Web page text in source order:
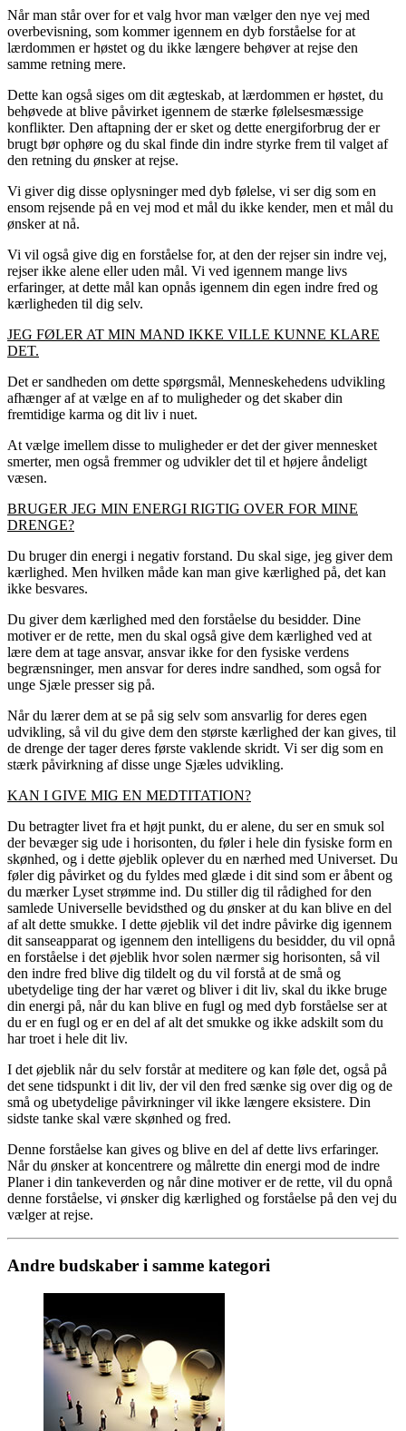
Når man står over for et valg hvor man vælger den nye vej med
overbevisning, som kommer igennem en dyb forståelse for at
lærdommen er høstet og du ikke længere behøver at rejse den
samme retning mere.
Dette kan også siges om dit ægteskab, at lærdommen er høstet, du
behøvede at blive påvirket igennem de stærke følelsesmæssige
konflikter. Den aftapning der er sket og dette energiforbrug der er
brugt bør ophøre og du skal finde din indre styrke frem til valget af
den retning du ønsker at rejse.
Vi giver dig disse oplysninger med dyb følelse, vi ser dig som en
ensom rejsende på en vej mod et mål du ikke kender, men et mål du
ønsker at nå.
Vi vil også give dig en forståelse for, at den der rejser sin indre vej,
rejser ikke alene eller uden mål. Vi ved igennem mange livs
erfaringer, at dette mål kan opnås igennem din egen indre fred og
kærligheden til dig selv.
JEG FØLER AT MIN MAND IKKE VILLE KUNNE KLARE
DET.
Det er sandheden om dette spørgsmål, Menneskehedens udvikling
afhænger af at vælge en af to muligheder og det skaber din
fremtidige karma og dit liv i nuet.
At vælge imellem disse to muligheder er det der giver mennesket
smerter, men også fremmer og udvikler det til et højere åndeligt
væsen.
BRUGER JEG MIN ENERGI RIGTIG OVER FOR MINE
DRENGE?
Du bruger din energi i negativ forstand. Du skal sige, jeg giver dem
kærlighed. Men hvilken måde kan man give kærlighed på, det kan
ikke besvares.
Du giver dem kærlighed med den forståelse du besidder. Dine
motiver er de rette, men du skal også give dem kærlighed ved at
lære dem at tage ansvar, ansvar ikke for den fysiske verdens
begrænsninger, men ansvar for deres indre sandhed, som også for
unge Sjæle presser sig på.
Når du lærer dem at se på sig selv som ansvarlig for deres egen
udvikling, så vil du give dem den største kærlighed der kan gives, til
de drenge der tager deres første vaklende skridt. Vi ser dig som en
stærk påvirkning af disse unge Sjæles udvikling.
KAN I GIVE MIG EN MEDTITATION?
Du betragter livet fra et højt punkt, du er alene, du ser en smuk sol
der bevæger sig ude i horisonten, du føler i hele din fysiske form en
skønhed, og i dette øjeblik oplever du en nærhed med Universet. Du
føler dig påvirket og du fyldes med glæde i dit sind som er åbent og
du mærker Lyset strømme ind. Du stiller dig til rådighed for den
samlede Universelle bevidsthed og du ønsker at du kan blive en del
af alt dette smukke. I dette øjeblik vil det indre påvirke dig igennem
dit sanseapparat og igennem den intelligens du besidder, du vil opnå
en forståelse i det øjeblik hvor solen nærmer sig horisonten, så vil
den indre fred blive dig tildelt og du vil forstå at de små og
ubetydelige ting der har været og bliver i dit liv, skal du ikke bruge
din energi på, når du kan blive en fugl og med dyb forståelse ser at
du er en fugl og er en del af alt det smukke og ikke adskilt som du
har troet i hele dit liv.
I det øjeblik når du selv forstår at meditere og kan føle det, også på
det sene tidspunkt i dit liv, der vil den fred sænke sig over dig og de
små og ubetydelige påvirkninger vil ikke længere eksistere. Din
sidste tanke skal være skønhed og fred.
Denne forståelse kan gives og blive en del af dette livs erfaringer.
Når du ønsker at koncentrere og målrette din energi mod de indre
Planer i din tankeverden og når dine motiver er de rette, vil du opnå
denne forståelse, vi ønsker dig kærlighed og forståelse på den vej du
vælger at rejse.
Andre budskaber i samme kategori